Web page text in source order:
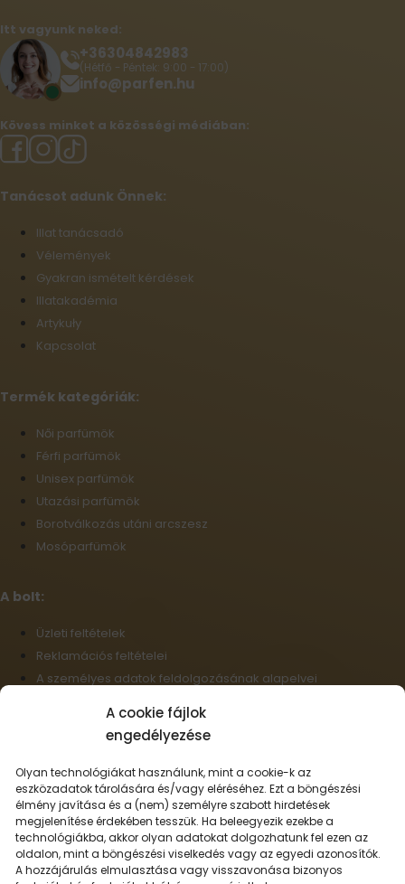
A cookie fájlok
engedélyezése
Olyan technológiákat használunk, mint a cookie-k az
eszközadatok tárolására és/vagy eléréséhez. Ezt a böngészési
élmény javítása és a (nem) személyre szabott hirdetések
megjelenítése érdekében tesszük. Ha beleegyezik ezekbe a
technológiákba, akkor olyan adatokat dolgozhatunk fel ezen az
oldalon, mint a böngészési viselkedés vagy az egyedi azonosítók.
A hozzájárulás elmulasztása vagy visszavonása bizonyos
Itt vagyunk neked:
+36304842983
(Hétfő - Péntek: 9:00 - 17:00)
info@parfen.hu
Kövess minket a közösségi médiában:
Tanácsot adunk Önnek:
Illat tanácsadó
Vélemények
Gyakran ismételt kérdések
Illatakadémia
Artykuły
Kapcsolat
Termék kategóriák:
Női parfümök
Férfi parfümök
Unisex parfümök
Utazási parfümök
Borotválkozás utáni arcszesz
Mosóparfümök
A bolt:
Üzleti feltételek
Reklamációs feltételei
A személyes adatok feldolgozásának alapelvei
Cookie-fájlok
Nagykereskedelem
Elállás a szerződéstől
Magyar
Szállítási lehetőségek: